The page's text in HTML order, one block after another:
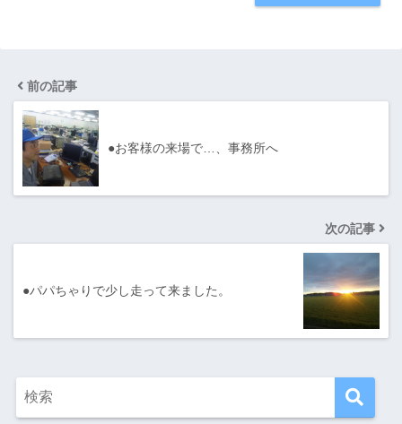
前の記事
●お客様の来場で…、事務所へ
次の記事
●パパちゃりで少し走って来ました。